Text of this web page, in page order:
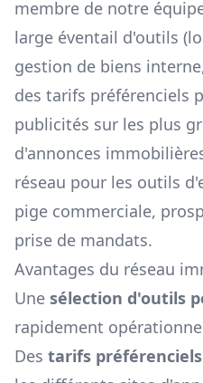
membre de notre
large éventail d'outils
gestion de biens
des tarifs préférenciels
publicités sur les plus
d'annonces
réseau pour les outils
pige commerciale,
prise de mandats.
Avantages du réseau
Une sélection d'outils
rapidement
Des tarifs préférenciels